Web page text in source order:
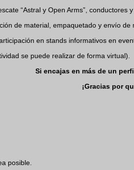
“Astral y Open Arms”, conductores y
de material, empaquetado y envío de
en stands informativos en
se puede realizar de forma virtual).
Si encajas en más de un
¡Gracias por
posible.